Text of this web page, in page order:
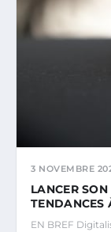
3 NOVEMBRE
LANCER
TENDANCES
EN BREF